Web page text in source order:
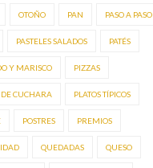
OTOÑO PAN PASO A PASO
PASTELES SALADOS PATÉS
Y MARISCO PIZZAS
DE CUCHARA PLATOS TÍPICOS
POSTRES PREMIOS
QUEDADAS QUESO